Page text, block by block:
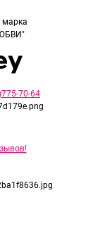
марка
70-64